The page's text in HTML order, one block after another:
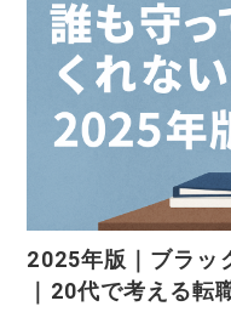
2025年版｜ブラッ
｜20代で考える転